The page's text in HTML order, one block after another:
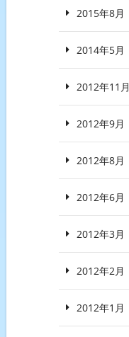
2015年8月
2014年5月
2012年11月
2012年9月
2012年8月
2012年6月
2012年3月
2012年2月
2012年1月